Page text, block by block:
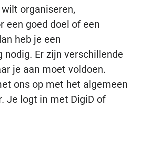
organiseren,
een goed doel of een
heb je een
nodig. Er zijn verschillende
je aan moet voldoen.
ons op met het algemeen
Je logt in met DigiD of